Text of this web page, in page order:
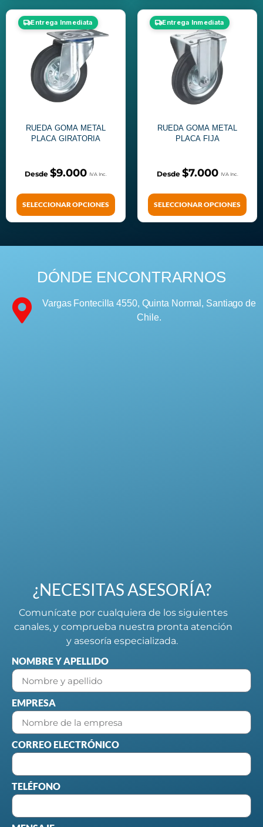
Entrega Inmediata
RUEDA GOMA METAL
PLACA GIRATORIA
$9.000
SELECCIONAR OPCIONES
Entrega Inmediata
RUEDA GOMA METAL
PLACA FIJA
$7.000
SELECCIONAR OPCIONES
DÓNDE ENCONTRARNOS
Vargas Fontecilla 4550, Quinta Normal, Santiago de
Chile.
¿NECESITAS ASESORÍA?
Comunícate por cualquiera de los siguientes
canales, y comprueba nuestra pronta atención
y asesoría especializada.
NOMBRE Y APELLIDO
EMPRESA
CORREO ELECTRÓNICO
TELÉFONO